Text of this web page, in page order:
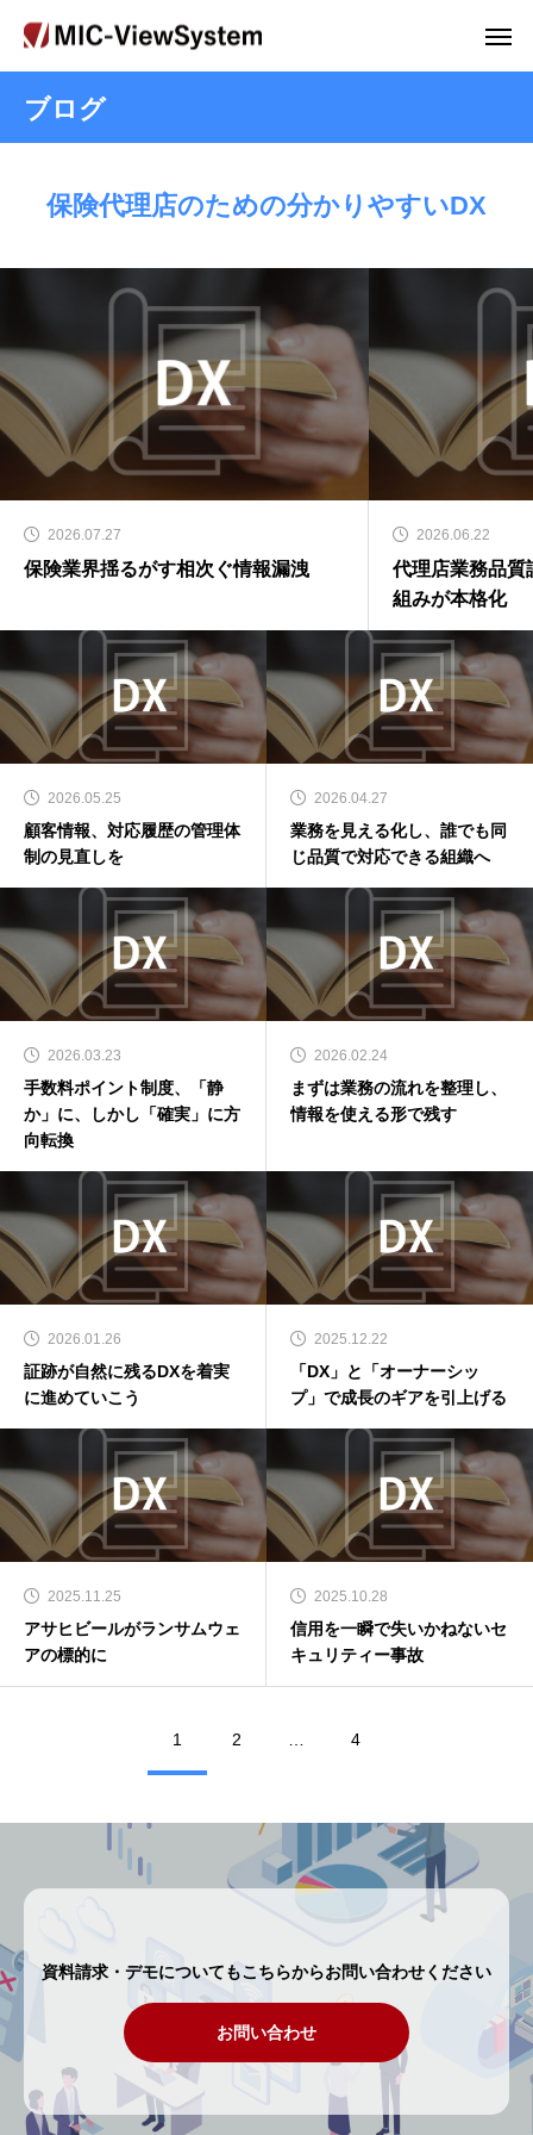
ブログ
保険代理店のための分かりやすいDX
2026.07.27
保険業界揺るがす相次ぐ情報漏洩
2026.06.22
代理店業務品質
組みが本格化
2026.05.25
顧客情報、対応履歴の管理体
制の見直しを
2026.04.27
業務を見える化し、誰でも同
じ品質で対応できる組織へ
2026.03.23
手数料ポイント制度、「静
か」に、しかし「確実」に方
向転換
2026.02.24
まずは業務の流れを整理し、
情報を使える形で残す
2026.01.26
証跡が自然に残るDXを着実
に進めていこう
2025.12.22
「DX」と「オーナーシッ
プ」で成長のギアを引上げる
2025.11.25
アサヒビールがランサムウェ
アの標的に
2025.10.28
信用を一瞬で失いかねないセ
キュリティー事故
1 2 4
資料請求・デモについてもこちらからお問い合わせください
お問い合わせ